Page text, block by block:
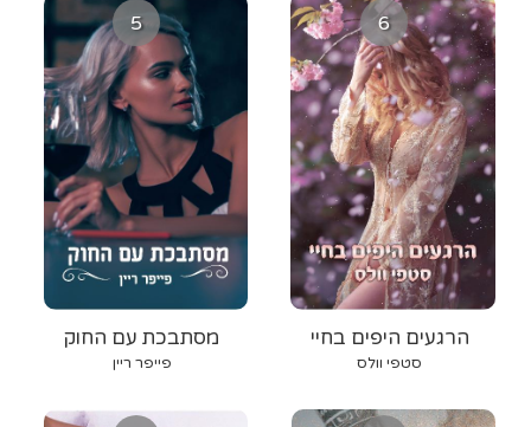
5
מסתבכת עם החוק
פייפר ריין
6
הרגעים היפים בחיי
סטפי וולס